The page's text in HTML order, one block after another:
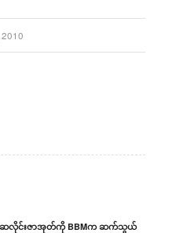
ဆလိုင်းဇာအုတ်ကို BBMက ဆက်သွယ်